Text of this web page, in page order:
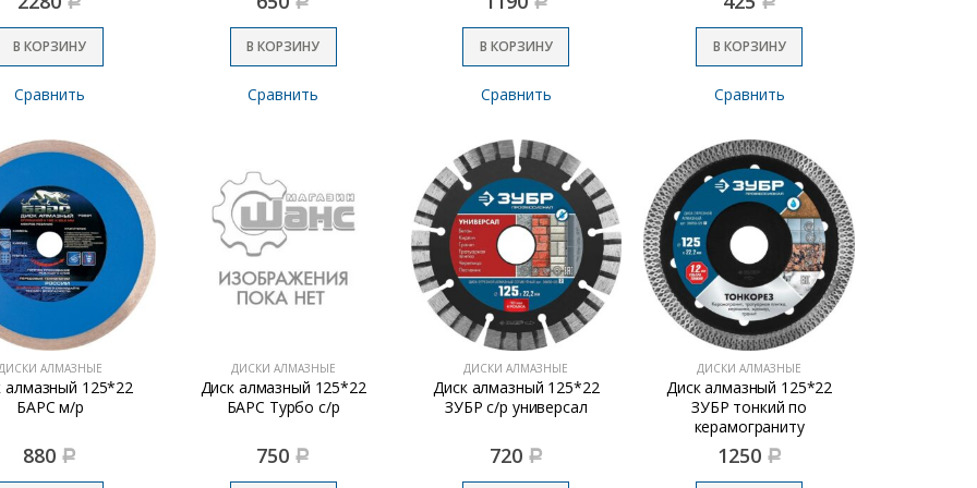
В КОРЗИНУ
Сравнить
В КОРЗИНУ
Сравнить
В КОРЗИНУ
Сравнить
В КОРЗИНУ
Сравнить
АЛМАЗНЫЕ
алмазный 125*22
БАРС м/р
880 Р
ДИСКИ АЛМАЗНЫЕ
Диск алмазный 125*22
БАРС Турбо с/р
750 Р
ДИСКИ АЛМАЗНЫЕ
Диск алмазный 125*22
ЗУБР с/р универсал
720 Р
ДИСКИ АЛМАЗНЫЕ
Диск алмазный 125*22
ЗУБР тонкий по
керамограниту
1250 Р